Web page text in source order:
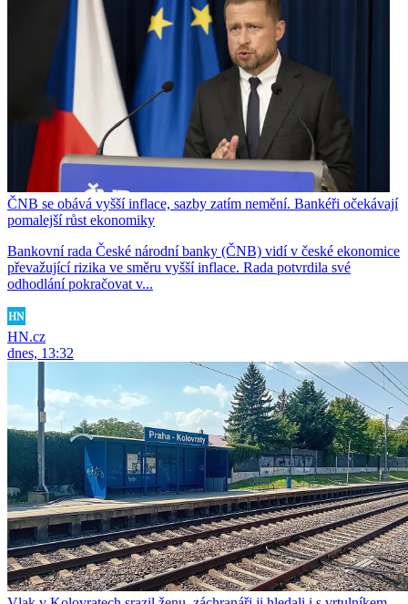
ČNB se obává vyšší inflace, sazby zatím nemění. Bankéři očekávají
pomalejší růst ekonomiky
Bankovní rada České národní banky (ČNB) vidí v české ekonomice
převažující rizika ve směru vyšší inflace. Rada potvrdila své
odhodlání pokračovat v...
HN.cz
dnes, 13:32